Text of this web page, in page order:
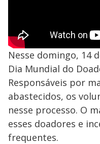
Nesse domingo, 14
Dia Mundial do
Responsáveis por
abastecidos, os
nesse processo. O
esses doadores e
frequentes.